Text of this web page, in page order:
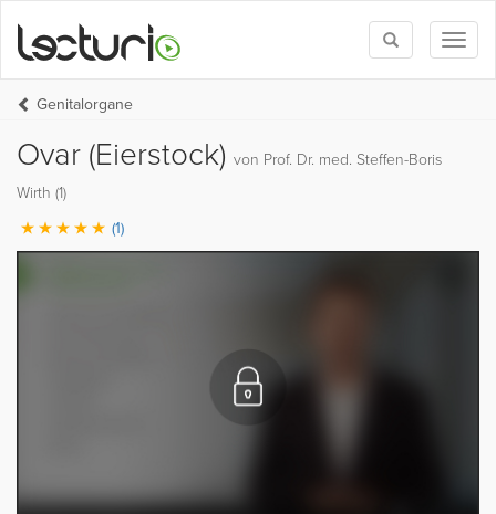
Toggle
search
Genitalorgane
Ovar (Eierstock) von Prof. Dr. med. Steffen-Boris
Wirth (1)
(1)